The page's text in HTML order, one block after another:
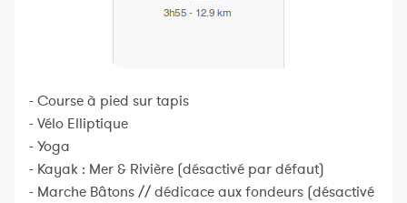
- Course à pied sur tapis
- Vélo Elliptique
- Yoga
- Kayak : Mer & Rivière (désactivé par défaut)
- Marche Bâtons // dédicace aux fondeurs (désactivé